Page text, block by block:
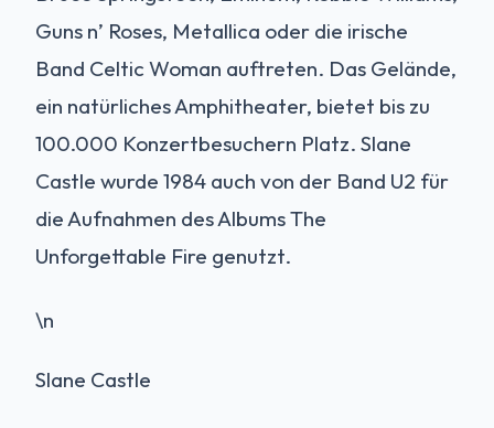
Guns n’ Roses, Metallica oder die irische
Band Celtic Woman auftreten. Das Gelände,
ein natürliches Amphitheater, bietet bis zu
100.000 Konzertbesuchern Platz. Slane
Castle wurde 1984 auch von der Band U2 für
die Aufnahmen des Albums The
Unforgettable Fire genutzt.
\n
Slane Castle